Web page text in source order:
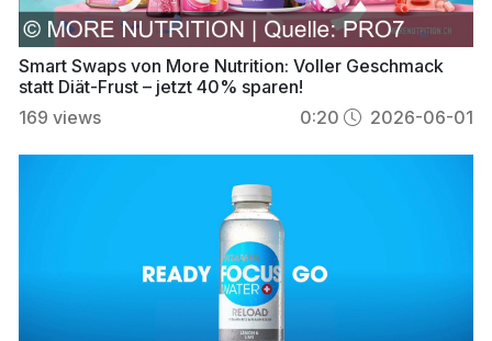
Smart Swaps von More Nutrition: Voller Geschmack
statt Diät-Frust – jetzt 40% sparen!
169 views 0:20 2026-06-01